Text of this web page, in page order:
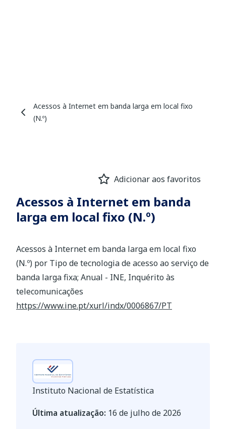
Acessos à Internet em banda larga em local fixo
(N.º)
Adicionar aos favoritos
Acessos à Internet em banda
larga em local fixo (N.º)
Acessos à Internet em banda larga em local fixo
(N.º) por Tipo de tecnologia de acesso ao serviço de
banda larga fixa; Anual - INE, Inquérito às
telecomunicações
https://www.ine.pt/xurl/indx/0006867/PT
Instituto Nacional de Estatística
Última atualização: 16 de julho de 2026